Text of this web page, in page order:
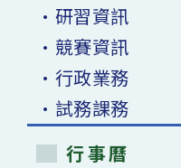
•研習資訊
•競賽資訊
•行政業務
•試務課務
行事曆